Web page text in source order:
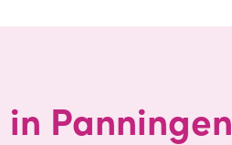
in Panningen